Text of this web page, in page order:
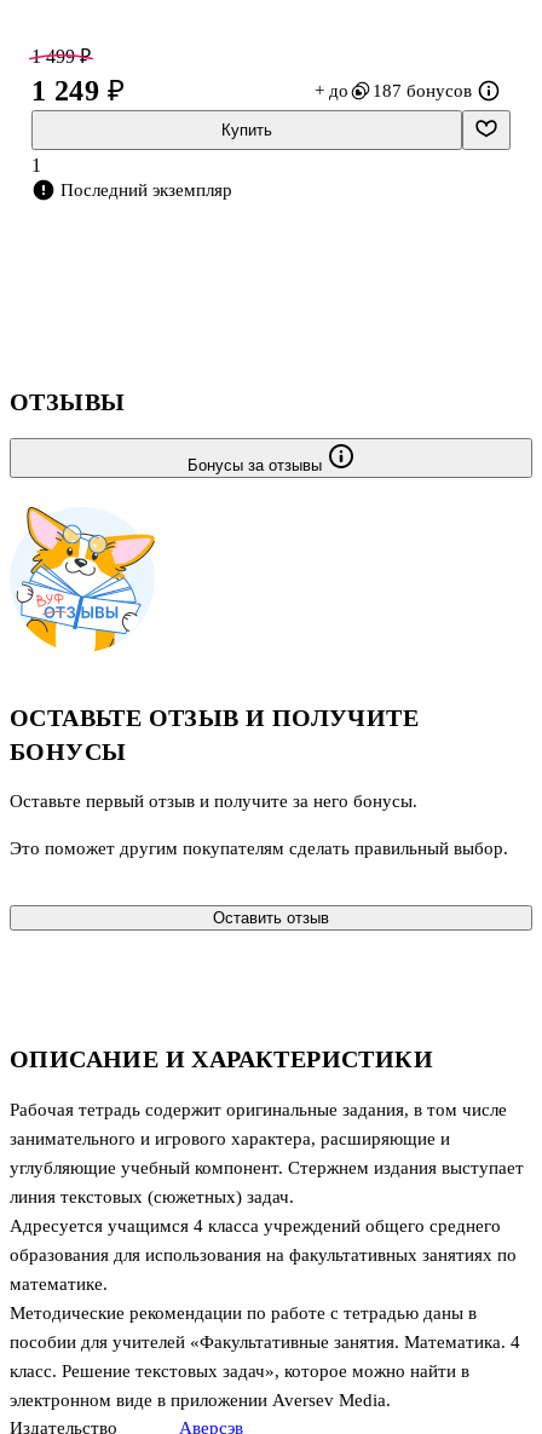
пособии для учителей «Факультативные занятия. Математика. 4
класс. Решение текстовых задач», которое можно найти в
электронном виде в приложении Aversev Media.
1 499 ₽
1 249 ₽ + до 187 бонусов
Купить
1
Последний экземпляр
ОПИСАНИЕ И ХАРАКТЕРИСТИКИ
Рабочая тетрадь содержит оригинальные задания, в том числе
занимательного и игрового характера, расширяющие и
углубляющие учебный компонент. Стержнем издания выступает
линия текстовых (сюжетных) задач.
Адресуется учащимся 4 класса учреждений общего среднего
образования для использования на факультативных занятиях по
математике.
Методические рекомендации по работе с тетрадью даны в
пособии для учителей «Факультативные занятия. Математика. 4
класс. Решение текстовых задач», которое можно найти в
электронном виде в приложении Aversev Media.
Издательство
Аверсэв
ОТЗЫВЫ
Бонусы за отзывы
ОСТАВЬТЕ ОТЗЫВ И ПОЛУЧИТЕ
БОНУСЫ
Оставьте первый отзыв и получите за него бонусы.
Это поможет другим покупателям сделать правильный выбор.
Оставить отзыв